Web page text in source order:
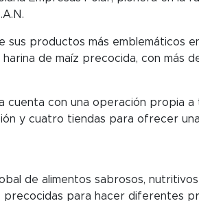
sus productos más emblemáticos
harina de maíz precocida, con más
cuenta con una operación propia
y cuatro tiendas para ofrecer
de alimentos sabrosos,
precocidas para hacer diferentes